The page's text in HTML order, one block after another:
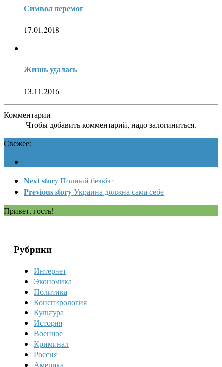
Символ перемог
17.01.2018
Жизнь удалась
13.11.2016
Комментарии
Чтобы добавить комментарий, надо залогиниться.
Свежее:
Next storyПолный безвiзг
Previous storyУкраина должна сама себе
Привет, гость!
Рубрики
Интернет
Экономика
Политика
Конспирология
Культура
История
Военное
Криминал
Россия
Америка